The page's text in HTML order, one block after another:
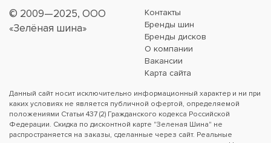
© 2009—2025, ООО
«Зелёная шина»
Контакты
Бренды шин
Бренды дисков
О компании
Вакансии
Карта сайта
Данный сайт носит исключительно информационный характер и ни при
каких условиях не является публичной офертой, определяемой
положениями Статьи 437 (2) Гражданского кодекса Российской
Федерации. Скидка по дисконтной карте "Зеленая Шина" не
распространяется на заказы, сделанные через сайт. Реальные